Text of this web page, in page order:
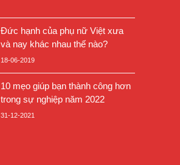
Đức hạnh của phụ nữ Việt xưa
và nay khác nhau thế nào?
18-06-2019
10 mẹo giúp bạn thành công hơn
trong sự nghiệp năm 2022
31-12-2021